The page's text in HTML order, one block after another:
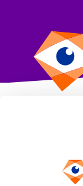
Anthony
1059 CM